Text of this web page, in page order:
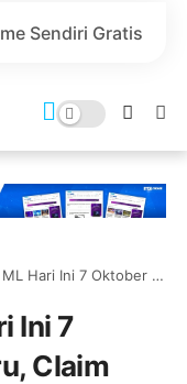
dan Harga
2024 Terbaru, Claim Skin Langka Gratis!
Ini 7
Claim